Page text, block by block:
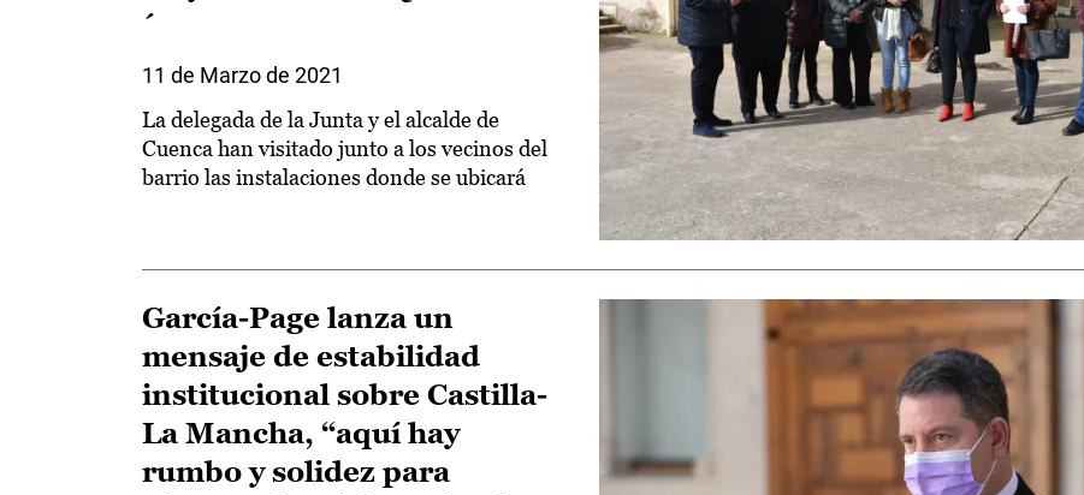
´
11 de Marzo de 2021
La delegada de la Junta y el alcalde de
Cuenca han visitado junto a los vecinos del
barrio las instalaciones donde se ubicará
García-Page lanza un
mensaje de estabilidad
institucional sobre Castilla-
La Mancha, “aquí hay
rumbo y solidez para